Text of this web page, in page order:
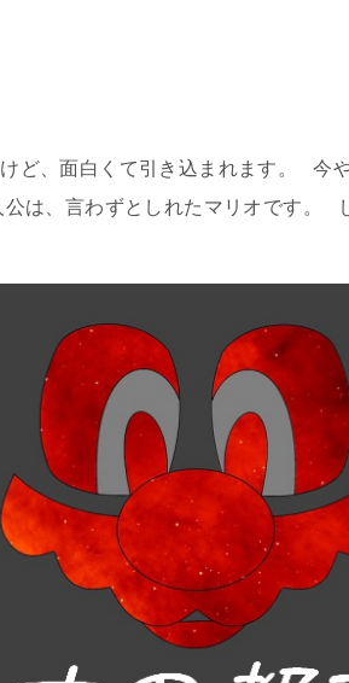
ど、面白くて引き込まれます。 今
公は、言わずとしれたマリオです。